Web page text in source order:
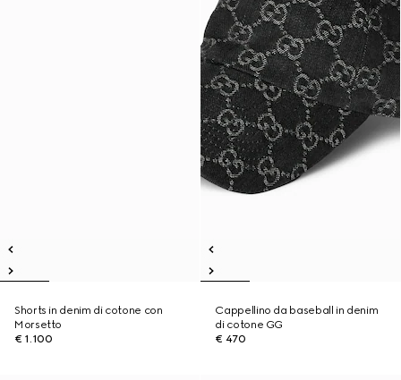
Shorts in denim di cotone con
Morsetto
€ 1.100
Cappellino da baseball in denim
di cotone GG
€ 470